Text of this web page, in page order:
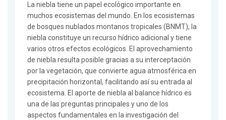
La niebla tiene un papel ecológico importante en
muchos ecosistemas del mundo. En los ecosistemas
de bosques nublados montanos tropicales (BNMT), la
niebla constituye un recurso hídrico adicional y tiene
varios otros efectos ecológicos. El aprovechamiento
de niebla resulta posible gracias a su interceptación
por la vegetación, que convierte agua atmosférica en
precipitación horizontal, facilitando así su entrada al
ecosistema. El aporte de niebla al balance hídrico es
una de las preguntas principales y uno de los
aspectos fundamentales en la investigación del